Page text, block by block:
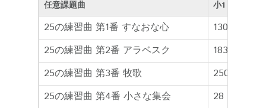
任意課題曲 小1・2B
25の練習曲 第1番 すなおな心 130
25の練習曲 第2番 アラベスク
183
25の練習曲 第3番 牧歌
250
25の練習曲 第4番 小さな集会
28